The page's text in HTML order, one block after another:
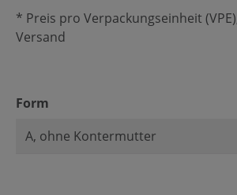
* Preis pro Verpackungseinheit
Versand
Form